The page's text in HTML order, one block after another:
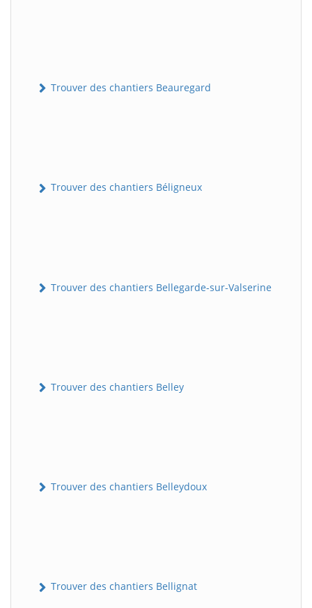
Trouver des chantiers Beauregard
Trouver des chantiers Béligneux
Trouver des chantiers Bellegarde-sur-Valserine
Trouver des chantiers Belley
Trouver des chantiers Belleydoux
Trouver des chantiers Bellignat